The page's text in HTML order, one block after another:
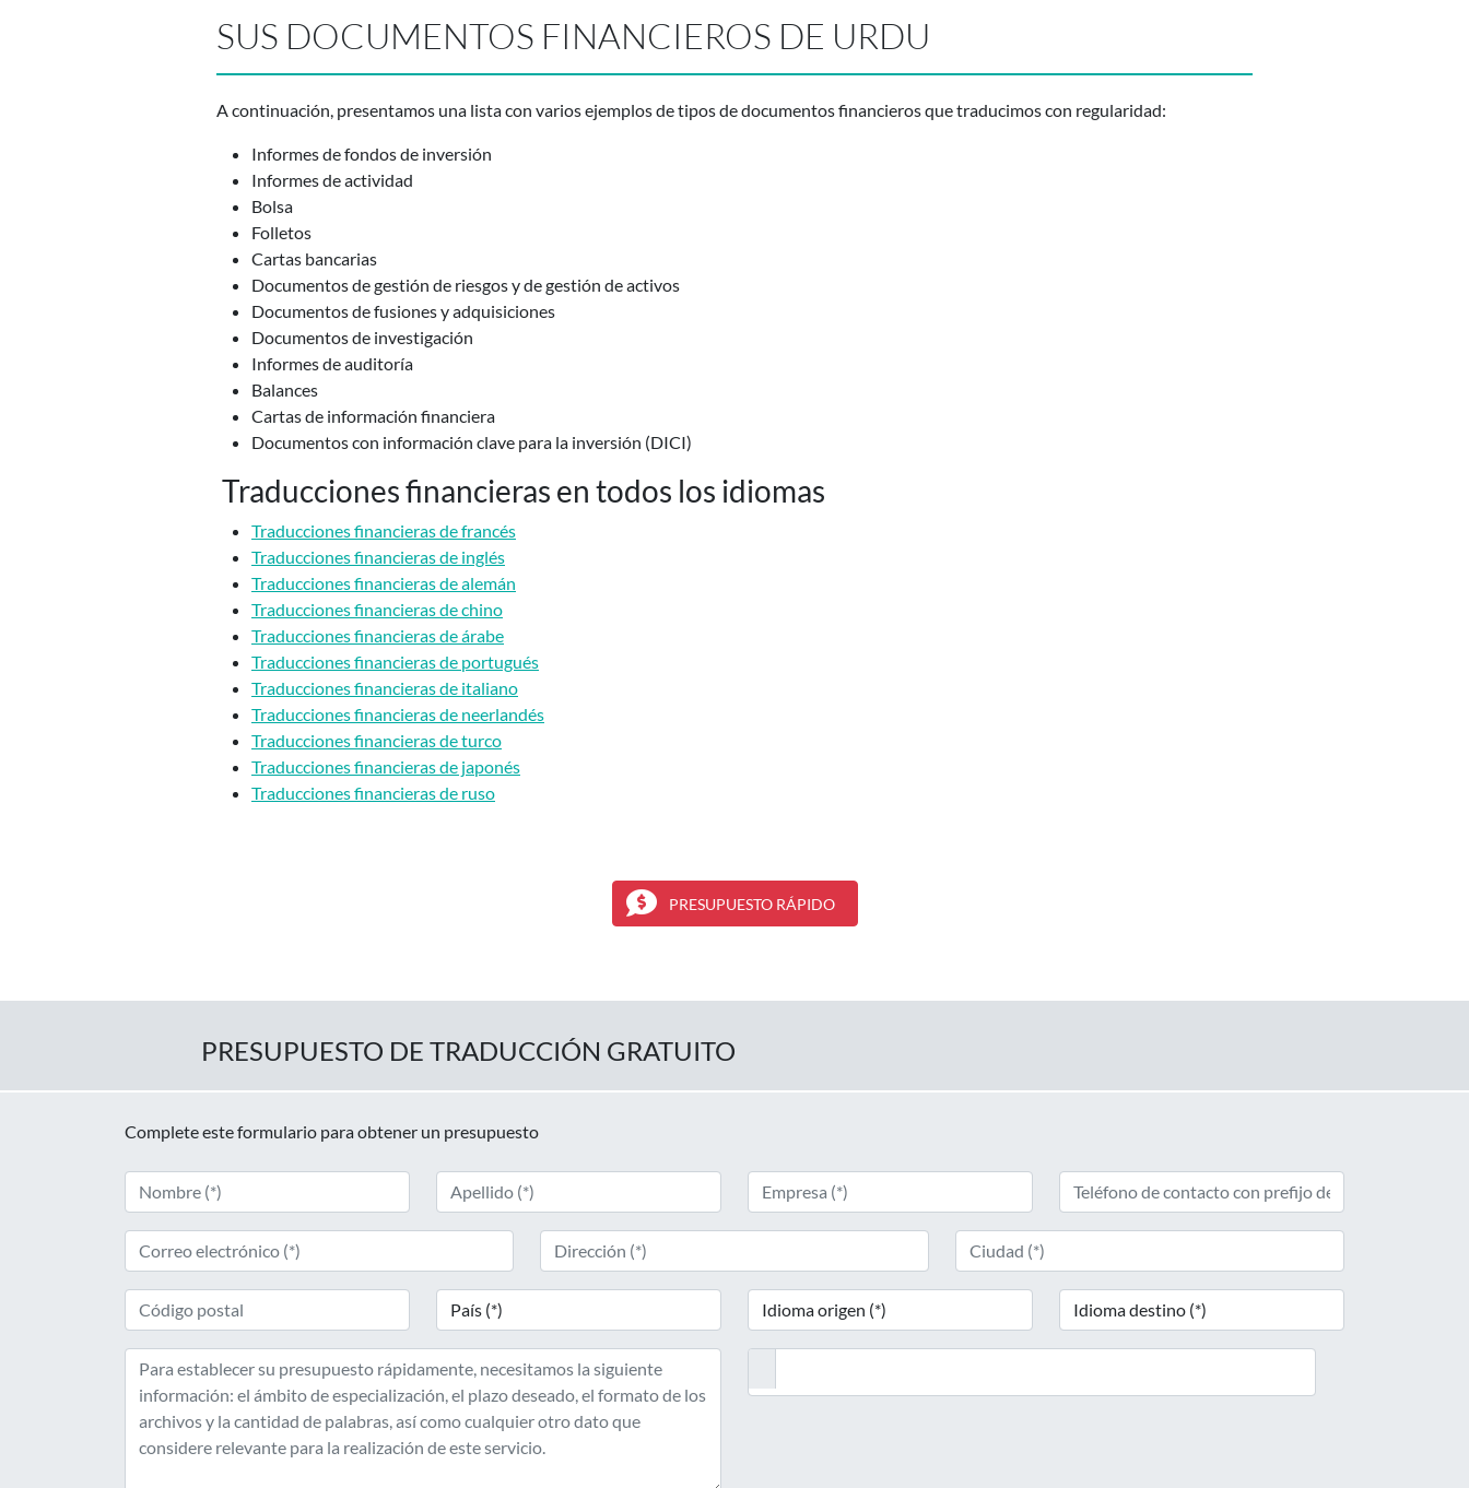
SUS DOCUMENTOS FINANCIEROS DE URDU
A continuación, presentamos una lista con varios ejemplos de tipos de documentos financieros que traducimos con regularidad:
Informes de fondos de inversión
Informes de actividad
Bolsa
Folletos
Cartas bancarias
Documentos de gestión de riesgos y de gestión de activos
Documentos de fusiones y adquisiciones
Documentos de investigación
Informes de auditoría
Balances
Cartas de información financiera
Documentos con información clave para la inversión (DICI)
Traducciones financieras en todos los idiomas
Traducciones financieras de francés
Traducciones financieras de inglés
Traducciones financieras de alemán
Traducciones financieras de chino
Traducciones financieras de árabe
Traducciones financieras de portugués
Traducciones financieras de italiano
Traducciones financieras de neerlandés
Traducciones financieras de turco
Traducciones financieras de japonés
Traducciones financieras de ruso
PRESUPUESTO RÁPIDO
PRESUPUESTO DE TRADUCCIÓN GRATUITO
Complete este formulario para obtener un presupuesto